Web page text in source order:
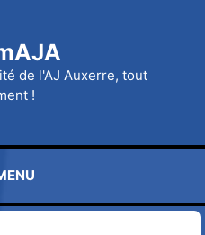
de l'AJ Auxerre, tout
!